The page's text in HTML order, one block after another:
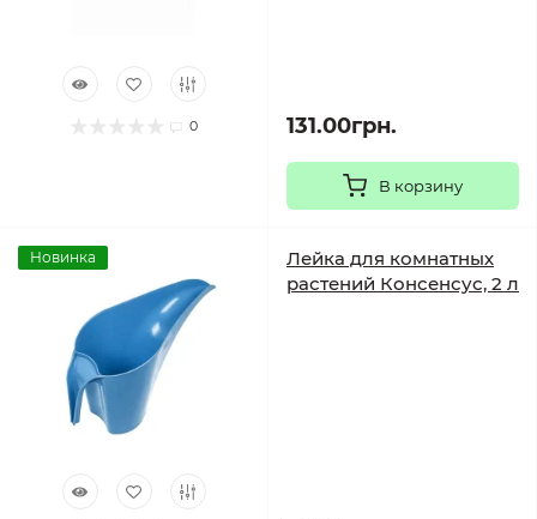
0 131.00грн.
В корзину
Новинка
Лейка для комнатных
растений Консенсус, 2 л